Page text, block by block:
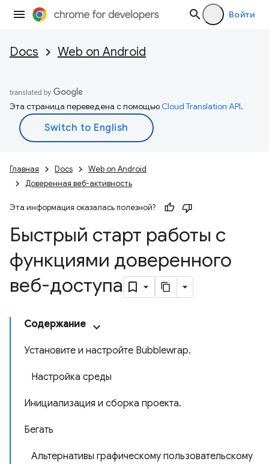
Войти
Docs Web on Android
Эта страница переведена с помощьюCloud Translation API.
Главная Docs
Web on Android
Доверенная веб-активность
Эта информация оказалась полезной?
Быстрый старт работы с
функциями доверенного
веб-доступа
Содержание
Установите и настройте Bubblewrap.
Настройка среды
Инициализация и сборка проекта.
Бегать
Альтернативы графическому пользовательскому